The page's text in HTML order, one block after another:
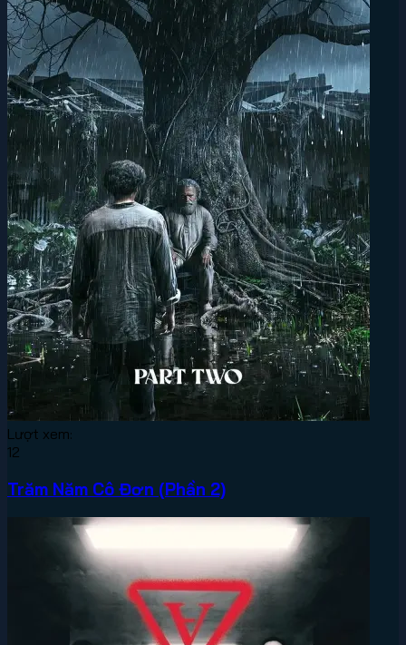
Lượt xem:
12
Trăm Năm Cô Đơn (Phần 2)